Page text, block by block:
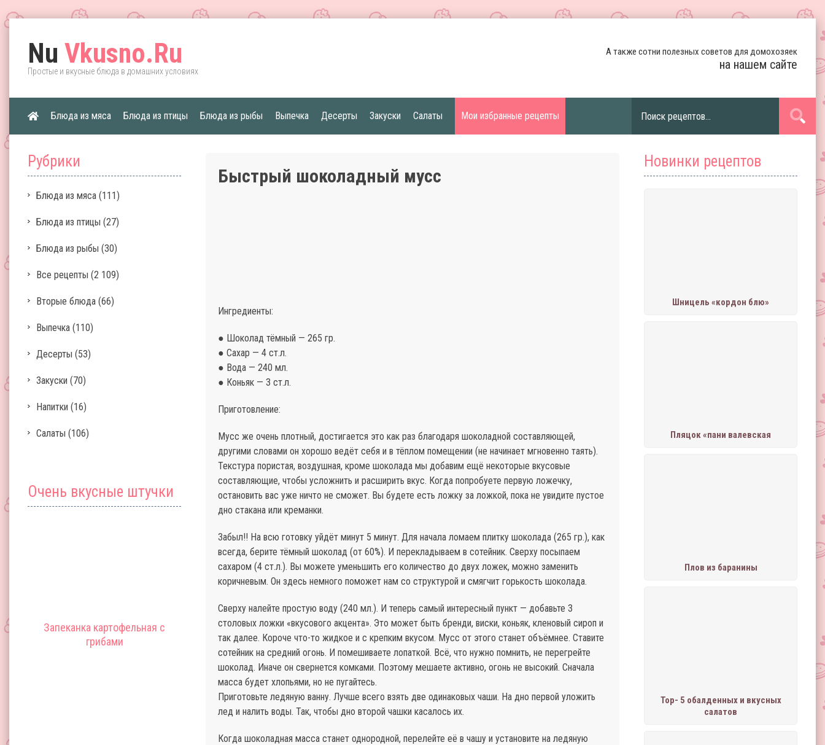
Nu Vkusno.Ru
Простые и вкусные блюда в домашних условиях
А также сотни полезных советов для домохозяек
на нашем сайте
Блюда из мяса Блюда из птицы Блюда из рыбы Выпечка Десерты Закуски Салаты Мои избранные рецепты
Рубрики
Блюда из мяса (111)
Блюда из птицы (27)
Блюда из рыбы (30)
Все рецепты (2 109)
Вторые блюда (66)
Выпечка (110)
Десерты (53)
Закуски (70)
Напитки (16)
Салаты (106)
Очень вкусные штучки
Запеканка картофельная с
грибами
Новинки рецептов
Шницель «кордон блю»
Пляцок «пани валевская
Плов из баранины
Тор- 5 обалденных и вкусных
салатов
Быстрый шоколадный мусс
Ингредиенты:
● Шоколад тёмный — 265 гр.
● Сахар — 4 ст.л.
● Вода — 240 мл.
● Коньяк — 3 ст.л.
Приготовление:
Мусс же очень плотный, достигается это как раз благодаря шоколадной составляющей,
другими словами он хорошо ведёт себя и в тёплом помещении (не начинает мгновенно таять).
Текстура пористая, воздушная, кроме шоколада мы добавим ещё некоторые вкусовые
составляющие, чтобы усложнить и расширить вкус. Когда попробуете первую ложечку,
остановить вас уже ничто не сможет. Вы будете есть ложку за ложкой, пока не увидите пустое
дно стакана или креманки.
Забыл!! На всю готовку уйдёт минут 5 минут. Для начала ломаем плитку шоколада (265 гр.), как
всегда, берите тёмный шоколад (от 60%). И перекладываем в сотейник. Сверху посыпаем
сахаром (4 ст.л.). Вы можете уменьшить его количество до двух ложек, можно заменить
коричневым. Он здесь немного поможет нам со структурой и смягчит горькость шоколада.
Сверху налейте простую воду (240 мл.). И теперь самый интересный пункт — добавьте 3
столовых ложки «вкусового акцента». Это может быть бренди, виски, коньяк, кленовый сироп и
так далее. Короче что-то жидкое и с крепким вкусом. Мусс от этого станет объёмнее. Ставите
сотейник на средний огонь. И помешиваете лопаткой. Всё, что нужно помнить, не перегрейте
шоколад. Иначе он свернется комками. Поэтому мешаете активно, огонь не высокий. Сначала
масса будет хлопьями, но не пугайтесь.
Приготовьте ледяную ванну. Лучше всего взять две одинаковых чаши. На дно первой уложить
лед и налить воды. Так, чтобы дно второй чашки касалось их.
Когда шоколадная масса станет однородной, перелейте её в чашу и установите на ледяную